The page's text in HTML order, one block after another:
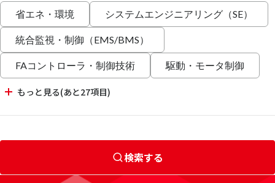
省エネ・環境 システムエンジニアリング（SE）
統合監視・制御（EMS/BMS）
FAコントローラ・制御技術 駆動・モータ制御
もっと見る(あと27項目)
検索する